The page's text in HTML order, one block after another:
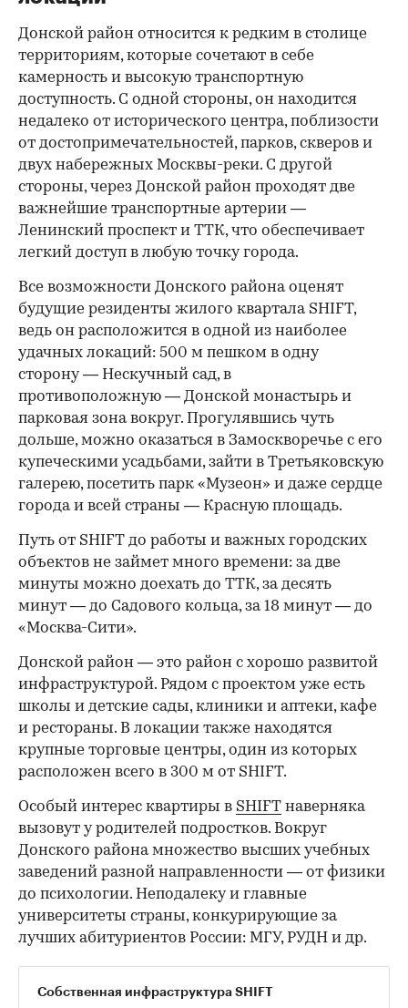
Донской район относится к редким в столице
территориям, которые сочетают в себе
камерность и высокую транспортную
доступность. С одной стороны, он находится
недалеко от исторического центра, поблизости
от достопримечательностей, парков, скверов и
двух набережных Москвы-реки. С другой
стороны, через Донской район проходят две
важнейшие транспортные артерии —
Ленинский проспект и ТТК, что обеспечивает
легкий доступ в любую точку города.
Все возможности Донского района оценят
будущие резиденты жилого квартала SHIFT,
ведь он расположится в одной из наиболее
удачных локаций: 500 м пешком в одну
сторону — Нескучный сад, в
противоположную — Донской монастырь и
парковая зона вокруг. Прогулявшись чуть
дольше, можно оказаться в Замоскворечье с его
купеческими усадьбами, зайти в Третьяковскую
галерею, посетить парк «Музеон» и даже сердце
города и всей страны — Красную площадь.
Путь от SHIFT до работы и важных городских
объектов не займет много времени: за две
минуты можно доехать до ТТК, за десять
минут — до Садового кольца, за 18 минут — до
«Москва-Сити».
Донской район — это район с хорошо развитой
инфраструктурой. Рядом с проектом уже есть
школы и детские сады, клиники и аптеки, кафе
и рестораны. В локации также находятся
крупные торговые центры, один из которых
расположен всего в 300 м от SHIFT.
Особый интерес квартиры в SHIFT наверняка
вызовут у родителей подростков. Вокруг
Донского района множество высших учебных
заведений разной направленности — от физики
до психологии. Неподалеку и главные
университеты страны, конкурирующие за
лучших абитуриентов России: МГУ, РУДН и др.
Собственная инфраструктура SHIFT